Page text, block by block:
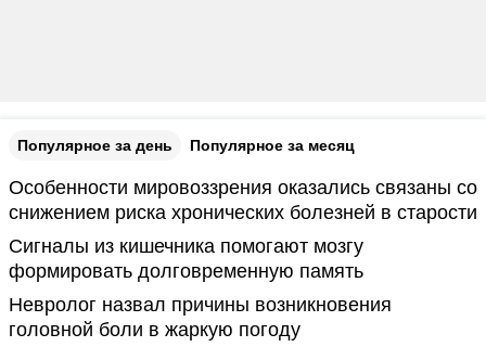
Популярное за день Популярное за месяц
Особенности мировоззрения оказались связаны со
снижением риска хронических болезней в старости
Сигналы из кишечника помогают мозгу
формировать долговременную память
Невролог назвал причины возникновения
головной боли в жаркую погоду